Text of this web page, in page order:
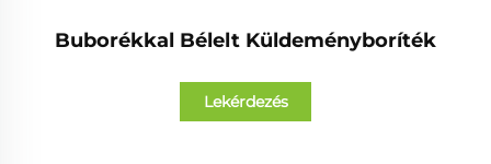
Buborékkal Bélelt Küldeményboríték
Lekérdezés